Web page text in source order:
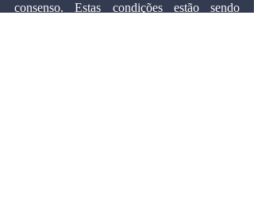
consenso. Estas condições estão sendo